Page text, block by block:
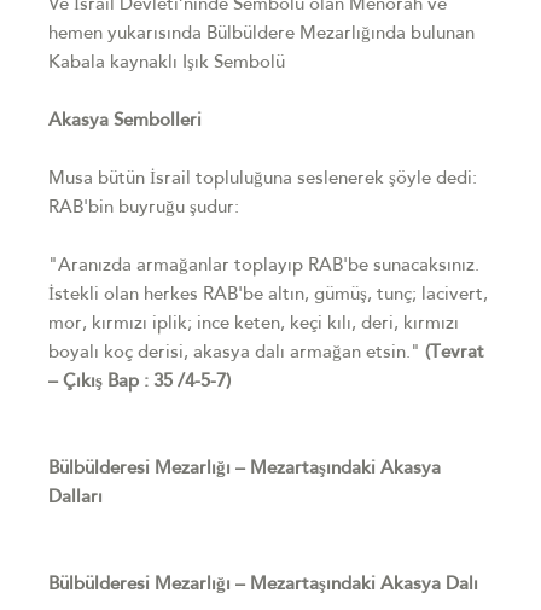
Ve İsrail Devleti’ninde Sembolü olan Menorah ve
hemen yukarısında Bülbüldere Mezarlığında bulunan
Kabala kaynaklı Işık Sembolü
Akasya Sembolleri
Musa bütün İsrail topluluğuna seslenerek şöyle dedi:
RAB'bin buyruğu şudur:
"Aranızda armağanlar toplayıp RAB'be sunacaksınız.
İstekli olan herkes RAB'be altın, gümüş, tunç; lacivert,
mor, kırmızı iplik; ince keten, keçi kılı, deri, kırmızı
boyalı koç derisi, akasya dalı armağan etsin." (Tevrat
– Çıkış Bap : 35 /4-5-7)
Bülbülderesi Mezarlığı – Mezartaşındaki Akasya
Dalları
Bülbülderesi Mezarlığı – Mezartaşındaki Akasya Dalı